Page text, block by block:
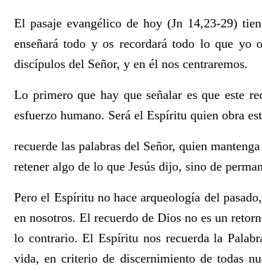
El pasaje evangélico de hoy (Jn 14,23-29)
enseñará todo y os recordará todo lo que
discípulos del Señor, y en él nos centraremos.
Lo primero que hay que señalar es que este
esfuerzo humano. Será el Espíritu quien obra
recuerde las palabras del Señor, quien
retener algo de lo que Jesús dijo, sino de
Pero el Espíritu no hace arqueología del
en nosotros. El recuerdo de Dios no es un
lo contrario. El Espíritu nos recuerda la
vida, en criterio de discernimiento de todas